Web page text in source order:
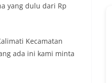
yang dulu dari Rp
Kecamatan
ada ini kami minta